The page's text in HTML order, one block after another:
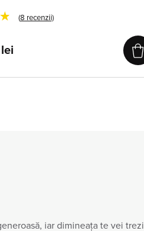
(8 recenzii)
lei
iar dimineața te vei trezi